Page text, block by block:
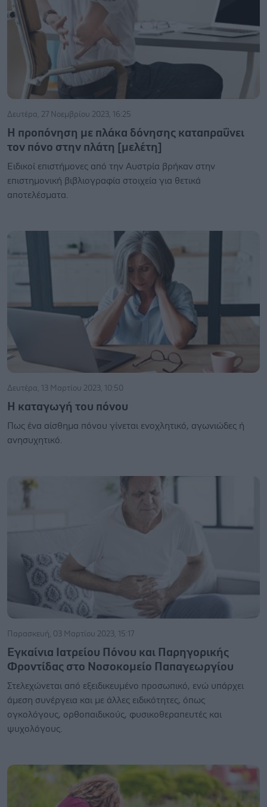
Δευτέρα, 27 Νοεμβρίου 2023, 16:25
Η προπόνηση με πλάκα δόνησης καταπραΰνει
τον πόνο στην πλάτη [μελέτη]
Ειδικοί επιστήμονες από την Αυστρία βρήκαν στην
επιστημονική βιβλιογραφία στοιχεία για θετικά
αποτελέσματα.
Δευτέρα, 13 Μαρτίου 2023, 10:50
Η καταγωγή του πόνου
Πως ένα αίσθημα πόνου γίνεται ενοχλητικό, αγωνιώδες ή
ανησυχητικό.
Παρασκευή, 03 Μαρτίου 2023, 15:17
Εγκαίνια Ιατρείου Πόνου και Παρηγορικής
Φροντίδας στο Νοσοκομείο Παπαγεωργίου
Στελεχώνεται από εξειδικευμένο προσωπικό, ενώ υπάρχει
άμεση συνέργεια και με άλλες ειδικότητες, όπως
ογκολόγους, ορθοπαιδικούς, φυσικοθεραπευτές και
ψυχολόγους.